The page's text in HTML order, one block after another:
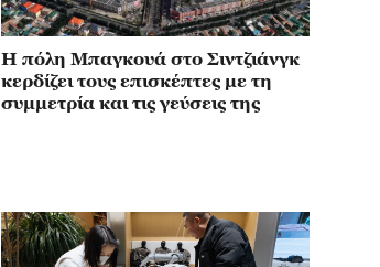
Η πόλη Μπαγκουά στο Σιντζιάνγκ
κερδίζει τους επισκέπτες με τη
συμμετρία και τις γεύσεις της